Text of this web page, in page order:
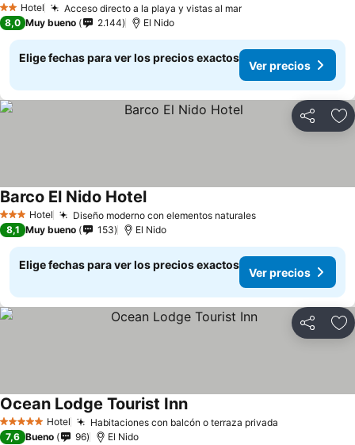
2 Estrellas
Hotel Acceso directo a la playa y vistas al mar
8,0 Muy bueno 2.144 El Nido
Elige fechas para ver los precios exactos
Ver precios
Compartir
3 Estrellas
Hotel Diseño moderno con elementos naturales
Barco El Nido Hotel
8,1 Muy bueno 153 El Nido
Elige fechas para ver los precios exactos
Ver precios
Compartir
5 Estrellas Hotel Habitaciones con balcón o terraza privada
Ocean Lodge Tourist Inn
7,6 Bueno 96 El Nido